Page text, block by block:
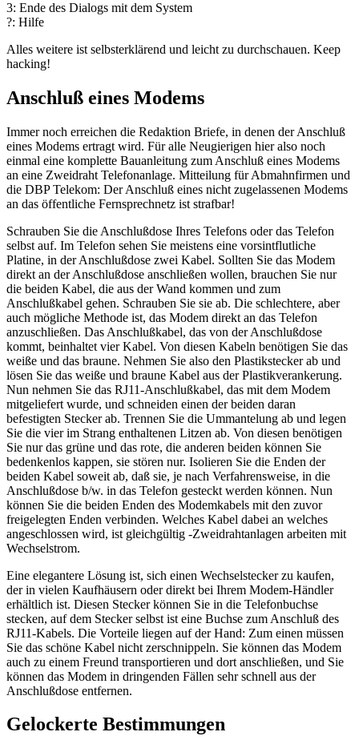
3: Ende des Dialogs mit dem System
?: Hilfe
Alles weitere ist selbsterklärend und leicht zu durchschauen. Keep
hacking!
Anschluß eines Modems
Immer noch erreichen die Redaktion Briefe, in denen der Anschluß
eines Modems ertragt wird. Für alle Neugierigen hier also noch
einmal eine komplette Bauanleitung zum Anschluß eines Modems
an eine Zweidraht Telefonanlage. Mitteilung für Abmahnfirmen und
die DBP Telekom: Der Anschluß eines nicht zugelassenen Modems
an das öffentliche Fernsprechnetz ist strafbar!
Schrauben Sie die Anschlußdose Ihres Telefons oder das Telefon
selbst auf. Im Telefon sehen Sie meistens eine vorsintflutliche
Platine, in der Anschlußdose zwei Kabel. Sollten Sie das Modem
direkt an der Anschlußdose anschließen wollen, brauchen Sie nur
die beiden Kabel, die aus der Wand kommen und zum
Anschlußkabel gehen. Schrauben Sie sie ab. Die schlechtere, aber
auch mögliche Methode ist, das Modem direkt an das Telefon
anzuschließen. Das Anschlußkabel, das von der Anschlußdose
kommt, beinhaltet vier Kabel. Von diesen Kabeln benötigen Sie das
weiße und das braune. Nehmen Sie also den Plastikstecker ab und
lösen Sie das weiße und braune Kabel aus der Plastikverankerung.
Nun nehmen Sie das RJ11-Anschlußkabel, das mit dem Modem
mitgeliefert wurde, und schneiden einen der beiden daran
befestigten Stecker ab. Trennen Sie die Ummantelung ab und legen
Sie die vier im Strang enthaltenen Litzen ab. Von diesen benötigen
Sie nur das grüne und das rote, die anderen beiden können Sie
bedenkenlos kappen, sie stören nur. Isolieren Sie die Enden der
beiden Kabel soweit ab, daß sie, je nach Verfahrensweise, in die
Anschlußdose b/w. in das Telefon gesteckt werden können. Nun
können Sie die beiden Enden des Modemkabels mit den zuvor
freigelegten Enden verbinden. Welches Kabel dabei an welches
angeschlossen wird, ist gleichgültig -Zweidrahtanlagen arbeiten mit
Wechselstrom.
Eine elegantere Lösung ist, sich einen Wechselstecker zu kaufen,
der in vielen Kaufhäusern oder direkt bei Ihrem Modem-Händler
erhältlich ist. Diesen Stecker können Sie in die Telefonbuchse
stecken, auf dem Stecker selbst ist eine Buchse zum Anschluß des
RJ11-Kabels. Die Vorteile liegen auf der Hand: Zum einen müssen
Sie das schöne Kabel nicht zerschnippeln. Sie können das Modem
auch zu einem Freund transportieren und dort anschließen, und Sie
können das Modem in dringenden Fällen sehr schnell aus der
Anschlußdose entfernen.
Gelockerte Bestimmungen